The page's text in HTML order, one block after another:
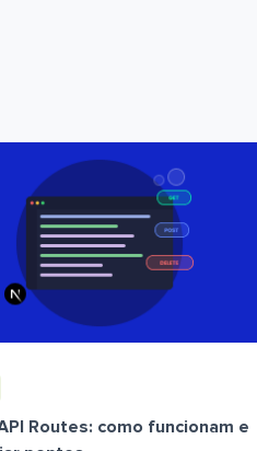
Routes: como funcionam e